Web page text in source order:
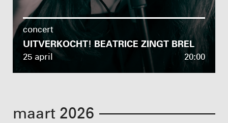
concert
UITVERKOCHT! BEATRICE ZINGT BREL
25 april 20:00
maart 2026